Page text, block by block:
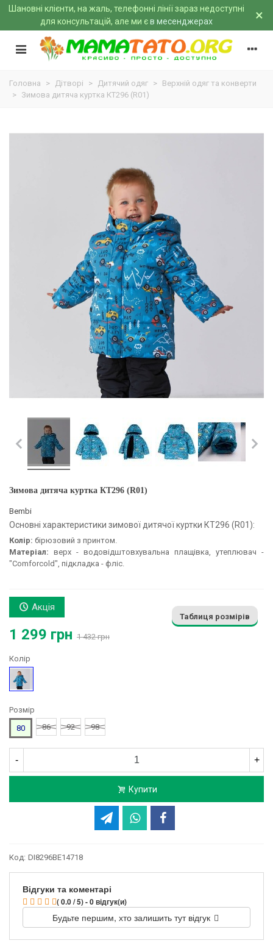
Шановні клієнти, на жаль, телефонні лінії зараз недоступні
для консультацій, але ми єв месенджерах ×
Головна > Дітворі > Дитячий одяг > Верхній одяг та конверти
> Зимова дитяча куртка КТ296 (R01)
Зимова дитяча куртка КТ296 (R01)
Bembi
Основні характеристики зимової дитячої куртки КТ296 (R01):
Колір: бірюзовий з принтом.
Матеріал: верх - водовідштовхувальна плащівка, утеплювач -
"Comforcold", підкладка - фліс.
Акція
1 299 грн 1 432 грн
Таблиця розмірів
Колір
Бірюзовий
Розмір
80
86 92 98
- +
Купити
Код: DI8296BE14718
Відгуки та коментарі
( 0.0 / 5) - 0 відгук(и)
Будьте першим, хто залишить тут відгук